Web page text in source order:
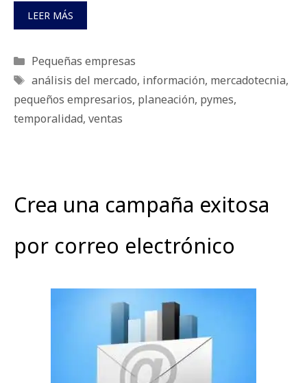
LEER MÁS
Categorías
Pequeñas empresas
Etiquetas
análisis del mercado, información, mercadotecnia,
pequeños empresarios, planeación, pymes,
temporalidad, ventas
Crea una campaña exitosa
por correo electrónico